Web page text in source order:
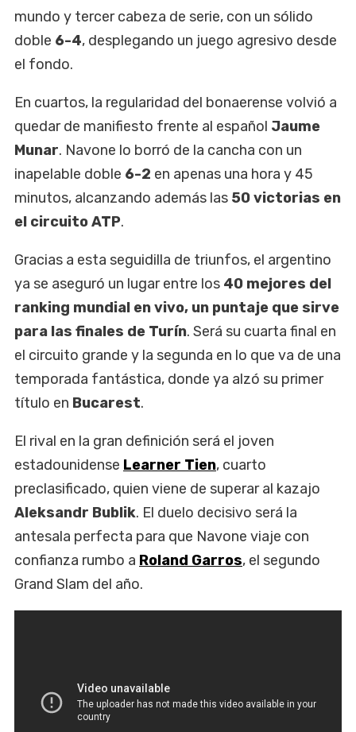
mundo y tercer cabeza de serie, con un sólido
doble 6-4, desplegando un juego agresivo desde
el fondo.
En cuartos, la regularidad del bonaerense volvió a
quedar de manifiesto frente al español Jaume
Munar. Navone lo borró de la cancha con un
inapelable doble 6-2 en apenas una hora y 45
minutos, alcanzando además las 50 victorias en
el circuito ATP.
Gracias a esta seguidilla de triunfos, el argentino
ya se aseguró un lugar entre los 40 mejores del
ranking mundial en vivo, un puntaje que sirve
para las finales de Turín. Será su cuarta final en
el circuito grande y la segunda en lo que va de una
temporada fantástica, donde ya alzó su primer
título en Bucarest.
El rival en la gran definición será el joven
estadounidense Learner Tien, cuarto
preclasificado, quien viene de superar al kazajo
Aleksandr Bublik. El duelo decisivo será la
antesala perfecta para que Navone viaje con
confianza rumbo a Roland Garros, el segundo
Grand Slam del año.